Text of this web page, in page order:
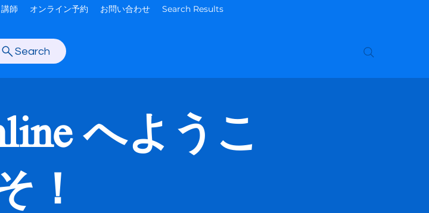
講師 オンライン予約 お問い合わせ Search Results
Search
へようこ
！